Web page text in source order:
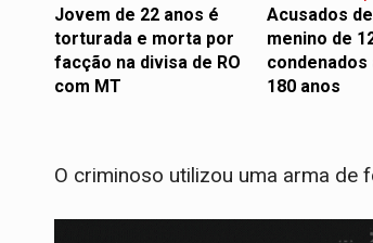
Jovem de 22 anos é
torturada e morta por
facção na divisa de RO
com MT
Acusados
menino de
condenados
180 anos
O criminoso utilizou uma arma